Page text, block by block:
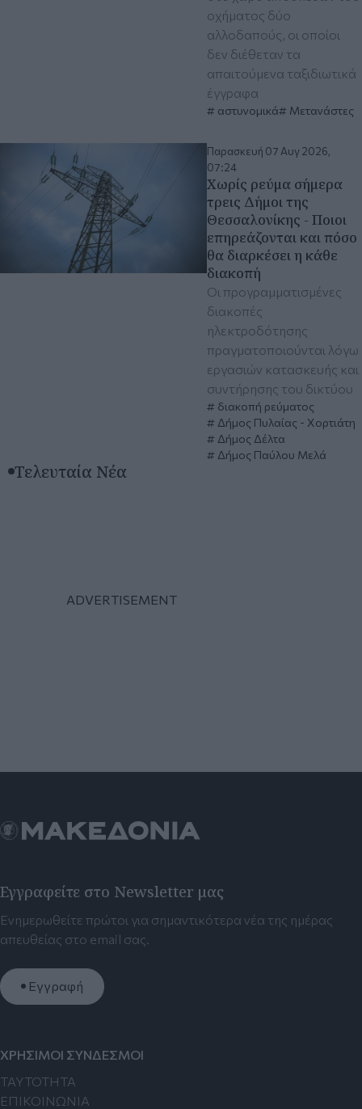
οχήματος δύο
αλλοδαπούς, οι οποίοι
δεν διέθεταν τα
απαιτούμενα ταξιδιωτικά
έγγραφα
αστυνομικά Μετανάστες
Παρασκευή 07 Αυγ 2026,
07:24
Χωρίς ρεύμα σήμερα
τρεις Δήμοι της
Θεσσαλονίκης - Ποιοι
επηρεάζονται και πόσο
θα διαρκέσει η κάθε
διακοπή
Οι προγραμματισμένες
διακοπές
ηλεκτροδότησης
πραγματοποιούνται λόγω
εργασιών κατασκευής και
συντήρησης του δικτύου
διακοπή ρεύματος
Δήμος Πυλαίας - Χορτιάτη
Δήμος Δέλτα
Δήμος Παύλου Μελά
Τελευταία Νέα
Εγγραφείτε στο Newsletter μας
Ενημερωθείτε πρώτοι για σημαντικότερα νέα της ημέρας
απευθείας στο email σας.
Εγγραφή
ΧΡΗΣΙΜΟΙ ΣΥΝΔΕΣΜΟΙ
TAYTOTHTA
ΕΠΙΚΟΙΝΩΝΙΑ